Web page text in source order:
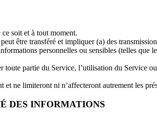
soit et à tout moment.
être transféré et impliquer (a) des
personnelles ou sensibles (telles que
partie du Service, l’utilisation du Service
ne limiteront ni n’affecteront autrement les
DES INFORMATIONS